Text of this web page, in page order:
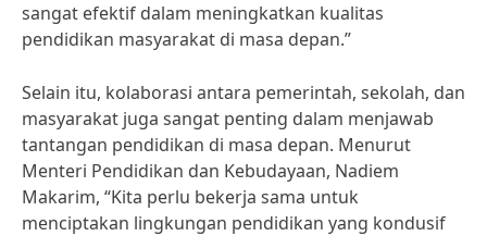
sangat efektif dalam meningkatkan kualitas
pendidikan masyarakat di masa depan.”
Selain itu, kolaborasi antara pemerintah, sekolah, dan
masyarakat juga sangat penting dalam menjawab
tantangan pendidikan di masa depan. Menurut
Menteri Pendidikan dan Kebudayaan, Nadiem
Makarim, “Kita perlu bekerja sama untuk
menciptakan lingkungan pendidikan yang kondusif